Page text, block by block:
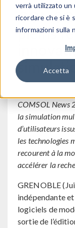
verrà utilizzato un
ricordare che si è
informazioni sulla
Accetta
pleins
COMSOL News
la simulation
d’utilisateurs
les technologies
recourent à la
accélérer la
GRENOBLE
indépendante
logiciels de
sortie de